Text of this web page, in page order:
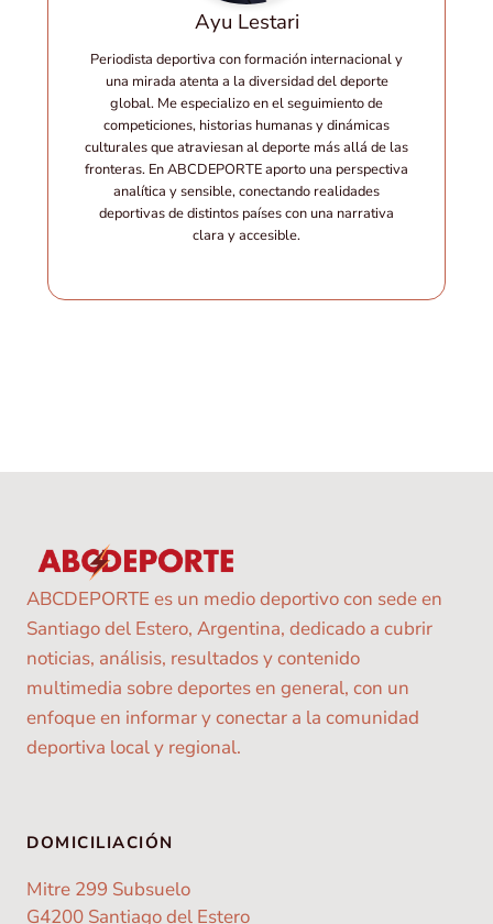
Ayu Lestari
Periodista deportiva con formación internacional y
una mirada atenta a la diversidad del deporte
global. Me especializo en el seguimiento de
competiciones, historias humanas y dinámicas
culturales que atraviesan al deporte más allá de las
fronteras. En ABCDEPORTE aporto una perspectiva
analítica y sensible, conectando realidades
deportivas de distintos países con una narrativa
clara y accesible.
ABCDEPORTE es un medio deportivo con sede en
Santiago del Estero, Argentina, dedicado a cubrir
noticias, análisis, resultados y contenido
multimedia sobre deportes en general, con un
enfoque en informar y conectar a la comunidad
deportiva local y regional.
DOMICILIACIÓN
Mitre 299 Subsuelo
G4200 Santiago del Estero